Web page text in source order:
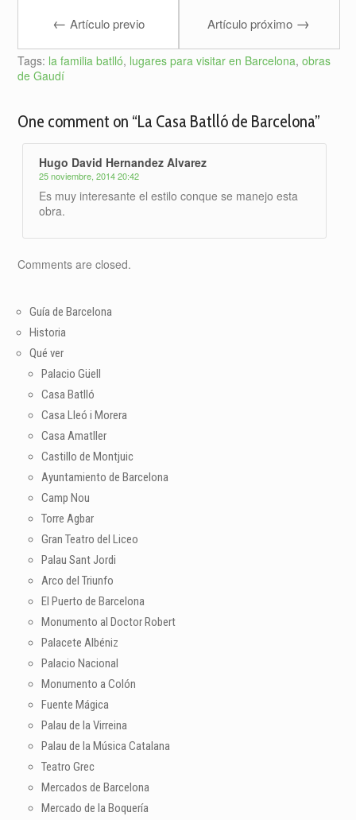
← Artículo previo Artículo próximo →
Tags: la familia batlló, lugares para visitar en Barcelona,obras
de Gaudí
One comment on “La Casa Batlló de Barcelona”
Hugo David Hernandez Alvarez
25 noviembre, 2014 20:42
Es muy interesante el estilo conque se manejo esta
obra.
Comments are closed.
Guía de Barcelona
Historia
Qué ver
Palacio Güell
Casa Batlló
Casa Lleó i Morera
Casa Amatller
Castillo de Montjuic
Ayuntamiento de Barcelona
Camp Nou
Torre Agbar
Gran Teatro del Liceo
Palau Sant Jordi
Arco del Triunfo
El Puerto de Barcelona
Monumento al Doctor Robert
Palacete Albéniz
Palacio Nacional
Monumento a Colón
Fuente Mágica
Palau de la Virreina
Palau de la Música Catalana
Teatro Grec
Mercados de Barcelona
Mercado de la Boquería